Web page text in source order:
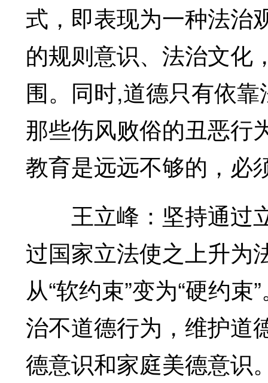
式，即表现为一种法治
的规则意识、法治文化
围。同时,道德只有依
那些伤风败俗的丑恶行
教育是远远不够的，必
王立峰：坚持通过
过国家立法使之上升为
从“软约束”变为“硬约
治不道德行为，维护道
德意识和家庭美德意识